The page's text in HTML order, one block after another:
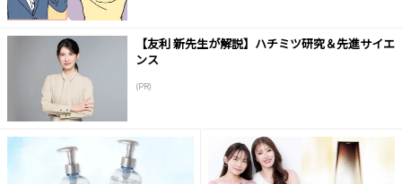
【友利 新先生が解説】ハチミツ研究＆先進サイエ
ンス
(PR)